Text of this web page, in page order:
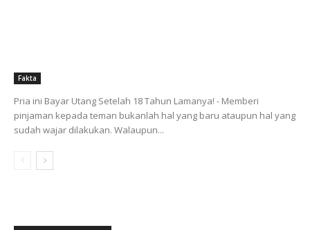
Fakta
Pria ini Bayar Utang Setelah 18 Tahun Lamanya! - Memberi
pinjaman kepada teman bukanlah hal yang baru ataupun hal yang
sudah wajar dilakukan. Walaupun...